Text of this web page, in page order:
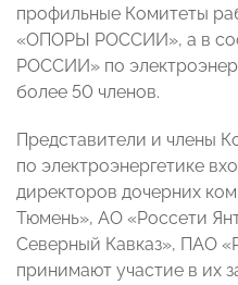
профильные Комитеты
«ОПОРЫ РОССИИ», а в
РОССИИ» по
более 50 членов.
Представители и
по электроэнергетике
директоров дочерних
Тюмень», АО «Россети
Северный Кавказ», ПАО
принимают участие в их